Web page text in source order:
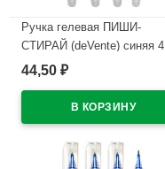
Ручка гелевая ПИШИ-
СТИРАЙ (deVente) синяя 4
дизайна корпуса ассорти
44,50 ₽